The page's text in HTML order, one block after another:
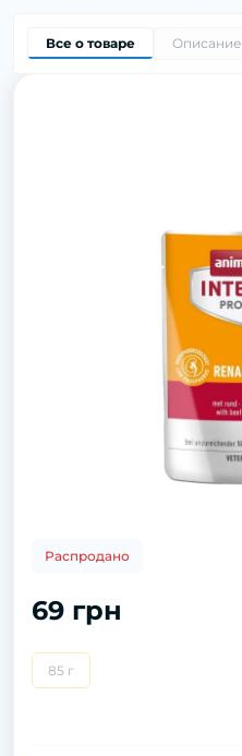
Все о товаре Описание
Распродано
69 грн
85 г